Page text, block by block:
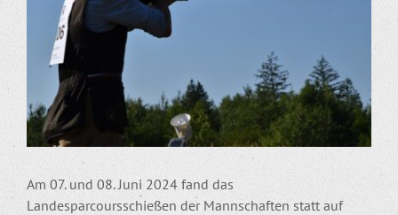
Am 07. und 08. Juni 2024 fand das
Landesparcoursschießen der Mannschaften statt auf